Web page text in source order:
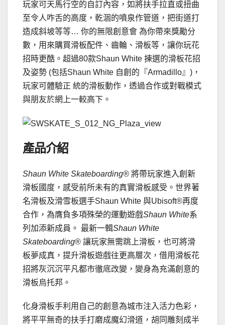
玩家可天馬行空的自訂內容，如將扶手拉直或扭曲
至令人咋舌的高度，乾涸的噴泉作管道，把街道打
造成斜坡等等… 你的無限創意會 為你帶來獎勵分
數，用來購買滑板配件、齒輪、滑板等，讓你玩花
招時更酷。超過80款Shaun White 揀選的滑板花招
及姿勢 (包括Shaun White 自創的『Armadillo』)，
玩家可體驗正 統的滑板動作，透過合作或對戰模式
與朋友於網上一較高下。
產品介紹
Shaun White Skateboarding® 將帶玩家進入創新
滑板國度，感受前所未有的真實滑板感受。世界著
名滑板及滑雪板選手Shaun White 與Ubisoft®再度
合作，為膺負多項殊榮的運動遊戲Shaun White系
列加添新成員。 最新一輯Shaun White
Skateboarding® 讓玩家無需跳上滑板，也可將滑
板夢成真，提升滑板遊戲往更高層次，借用滑板花
招將灰沉沉平凡都市徹底改變，變身為充滿創意的
滑板烏托邦。
化身滑板手利用自己的創意為城市注入活力色彩，
將平平無奇的扶手打磨成魔幻滑道，胡同雕刻成半